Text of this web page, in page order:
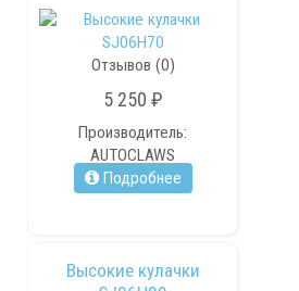
Отзывов (0)
5 250 ₽
Производитель:
AUTOCLAWS
Подробнее
Высокие кулачки